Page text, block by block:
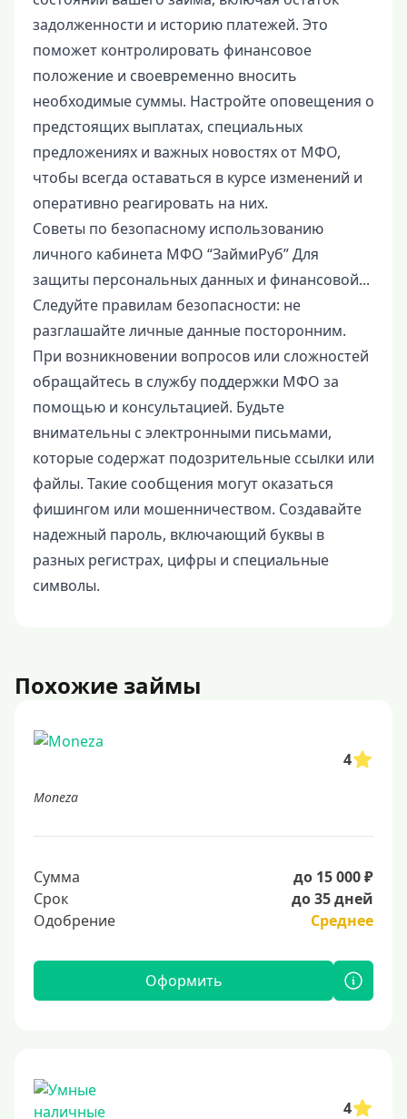
задолженности и историю платежей. Это
поможет контролировать финансовое
положение и своевременно вносить
необходимые суммы. Настройте оповещения о
предстоящих выплатах, специальных
предложениях и важных новостях от МФО,
чтобы всегда оставаться в курсе изменений и
оперативно реагировать на них.
Советы по безопасному использованию
личного кабинета МФО “ЗаймиРуб” Для
защиты персональных данных и финансовой...
Следуйте правилам безопасности: не
разглашайте личные данные посторонним.
При возникновении вопросов или сложностей
обращайтесь в службу поддержки МФО за
помощью и консультацией. Будьте
внимательны с электронными письмами,
которые содержат подозрительные ссылки или
файлы. Такие сообщения могут оказаться
фишингом или мошенничеством. Создавайте
надежный пароль, включающий буквы в
разных регистрах, цифры и специальные
символы.
Похожие займы
4
Moneza
Сумма
до 15 000 ₽
Срок
до 35 дней
Одобрение
Среднее
Оформить
4